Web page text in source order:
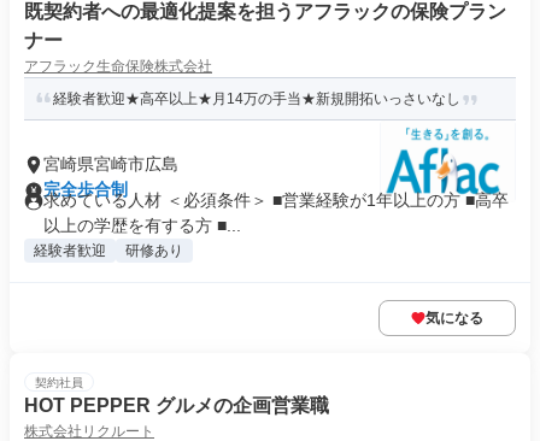
既契約者への最適化提案を担うアフラックの保険プラン
ナー
アフラック生命保険株式会社
経験者歓迎★高卒以上★月14万の手当★新規開拓いっさいなし
宮崎県宮崎市広島
完全歩合制
求めている人材 ＜必須条件＞ ■営業経験が1年以上の方 ■高卒
以上の学歴を有する方 ■...
経験者歓迎 研修あり
気になる
契約社員
HOT PEPPER グルメの企画営業職
株式会社リクルート